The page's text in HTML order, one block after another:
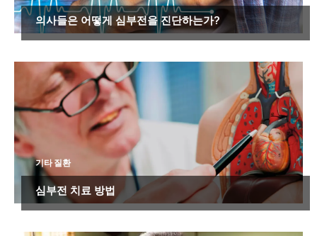
의사들은 어떻게 심부전을 진단하는가?
기타 질환
심부전 치료 방법